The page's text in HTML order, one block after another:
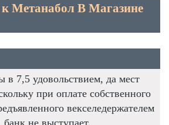
Метанабол В Магазине
в 7,5 удовольствием, да мест
при оплате собственного
векселедержателем
не выступает.